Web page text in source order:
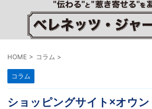
HOME > コラム >
コラム
ショッピングサイト×オウ